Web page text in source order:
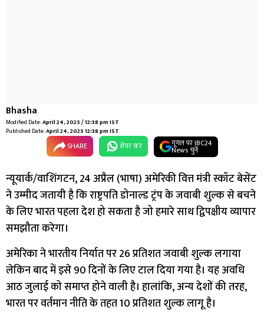
Bhasha
Modified Date:April 24, 2025 / 12:38 pm IST
Published Date:April 24, 2025 12:38 pm IST
SHARE शेयर कर गूगल पर IBC24
News चुनें
न्यूयार्क/वाशिंगटन, 24 अप्रैल (भाषा) अमेरिकी वित्त मंत्री स्कॉट बेसेंट
ने उम्मीद जतायी है कि राष्ट्रपति डोनाल्ड ट्रंप के जवाबी शुल्क से बचने
के लिए भारत पहला देश हो सकता है जो हमारे साथ द्विपक्षीय व्यापार
समझौता करेगा।
अमेरिका ने भारतीय निर्यात पर 26 प्रतिशत जवाबी शुल्क लगाया
लेकिन बाद में इसे 90 दिनों के लिए टाल दिया गया है। यह अवधि
आठ जुलाई को समाप्त होने वाली है। हालांकि, अन्य देशों की तरह,
भारत पर वर्तमान नीति के तहत 10 प्रतिशत शुल्क लागू है।